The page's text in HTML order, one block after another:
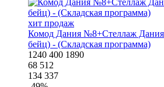
хит продаж
Комод Дания №8+Стеллаж
бейц) - (Складская программа)
1240 400 1890
68 512
134 337